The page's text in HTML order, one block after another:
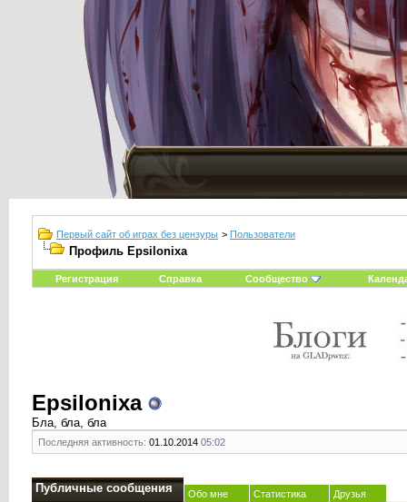
Первый сайт об играх без цензуры > Пользователи
Профиль Epsilonixa
Регистрация Справка Сообщество
Epsilonixa
Бла, бла, бла
Последняя активность: 01.10.2014 05:02
Публичные сообщения Обо мне Статистика Друзья